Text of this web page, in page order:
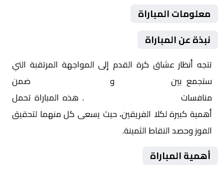
معلومات المباراة
نبذة عن المباراة
تتجه أنظار عشاق كرة القدم إلى المواجهة المرتقبة التي
ستجمع بين
و
ضمن
منافسات
. هذه المباراة تحمل
أهمية كبيرة لكلا الفريقين، حيث يسعى كل منهما لتحقيق
الفوز وحصد النقاط الثمينة.
أهمية المباراة